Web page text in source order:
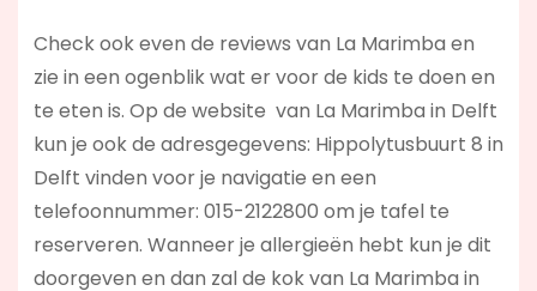
Check ook even de reviews van La Marimba en
zie in een ogenblik wat er voor de kids te doen en
te eten is. Op de website van La Marimba in Delft
kun je ook de adresgegevens: Hippolytusbuurt 8 in
Delft vinden voor je navigatie en een
telefoonnummer: 015-2122800 om je tafel te
reserveren. Wanneer je allergieën hebt kun je dit
doorgeven en dan zal de kok van La Marimba in